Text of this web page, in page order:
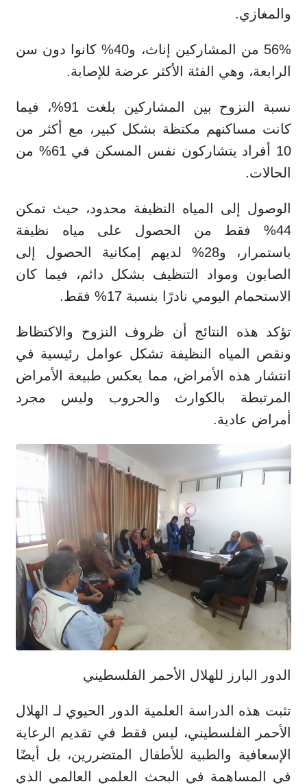
والمغازي.
56% من المشاركين إناث، و40% كانوا دون سن
الرابعة، وهي الفئة الأكثر عرضة للإصابة.
نسبة النزوح بين المشاركين بلغت 91%، فيما
كانت مساكنهم مكتظة بشكل كبير، مع أكثر من
10 أفراد يتشاركون نفس المسكن في 61% من
الحالات.
الوصول إلى المياه النظيفة محدود، حيث تمكن
44% فقط من الحصول على مياه نظيفة
باستمرار، و28% لديهم إمكانية الحصول إلى
الصابون ومواد التنظيف بشكل دائم، فيما كان
الاستحمام اليومي نادرًا بنسبة 17% فقط.
تؤكد هذه النتائج أن ظروف النزوح والاكتظاظ
ونقص المياه النظيفة تشكل عوامل رئيسية في
انتشار هذه الأمراض، مما يعكس طبيعة الأمراض
المرتبطة بالكوارث والحروب وليس مجرد
أمراض عادية.
الدور البارز للهلال الأحمر الفلسطيني
تثبت هذه الدراسة العلمية الدور الحيوي لـ الهلال
الأحمر الفلسطيني، ليس فقط في تقديم الرعاية
الإسعافية والطبية للأطفال المتضررين، بل أيضًا
في المساهمة في البحث العلمي العالمي الذي